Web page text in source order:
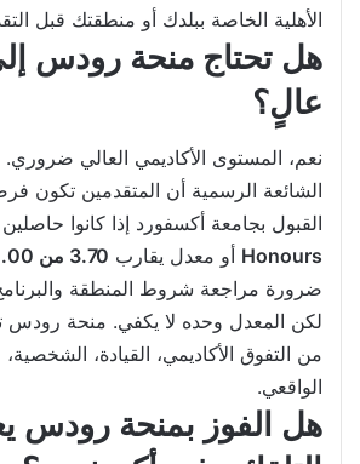
الأهلية الخاصة ببلدك أو منطقتك قبل
هل تحتاج منحة رودس
عالٍ؟
نعم، المستوى الأكاديمي العالي ضروري.
الشائعة الرسمية أن المتقدمين تكون
القبول بجامعة أكسفورد إذا كانوا
Honours أو معدل يقارب 3.70 من 4.00
ضرورة مراجعة شروط المنطقة
لكن المعدل وحده لا يكفي. منحة
من التفوق الأكاديمي، القيادة،
الواقعي.
هل الفوز بمنحة رودس